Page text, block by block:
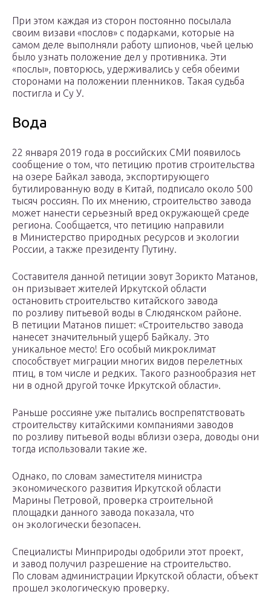
При этом каждая из сторон постоянно посылала
своим визави «послов» с подарками, которые на
самом деле выполняли работу шпионов, чьей целью
было узнать положение дел у противника. Эти
«послы», повторюсь, удерживались у себя обеими
сторонами на положении пленников. Такая судьба
постигла и Су У.
Вода
22 января 2019 года в российских СМИ появилось
сообщение о том, что петицию против строительства
на озере Байкал завода, экспортирующего
бутилированную воду в Китай, подписало около 500
тысяч россиян. По их мнению, строительство завода
может нанести серьезный вред окружающей среде
региона. Сообщается, что петицию направили
в Министерство природных ресурсов и экологии
России, а также президенту Путину.
Составителя данной петиции зовут Зорикто Матанов,
он призывает жителей Иркутской области
остановить строительство китайского завода
по розливу питьевой воды в Слюдянском районе.
В петиции Матанов пишет: «Строительство завода
нанесет значительный ущерб Байкалу. Это
уникальное место! Его особый микроклимат
способствует миграции многих видов перелетных
птиц, в том числе и редких. Такого разнообразия нет
ни в одной другой точке Иркутской области».
Раньше россияне уже пытались воспрепятствовать
строительству китайскими компаниями заводов
по розливу питьевой воды вблизи озера, доводы они
тогда использовали такие же.
Однако, по словам заместителя министра
экономического развития Иркутской области
Марины Петровой, проверка строительной
площадки данного завода показала, что
он экологически безопасен.
Специалисты Минприроды одобрили этот проект,
и завод получил разрешение на строительство.
По словам администрации Иркутской области, объект
прошел экологическую проверку.